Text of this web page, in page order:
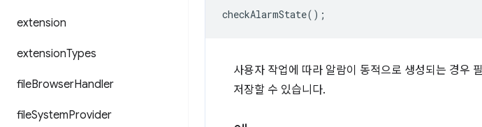
extension
extensionTypes
fileBrowserHandler
fileSystemProvider
checkAlarmState();
사용자 작업에 따라 알람이 동적으로 생성되는 경우
저장할 수 있습니다.